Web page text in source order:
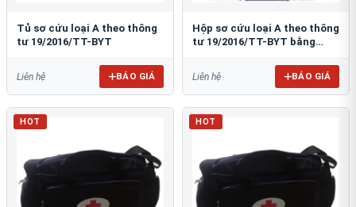
Tủ sơ cứu loại A theo thông
tư 19/2016/TT-BYT
Liên hệ BÁO GIÁ
Hộp sơ cứu loại A theo thông
tư 19/2016/TT-BYT bằng
Liên hệ BÁO GIÁ
HOT HOT